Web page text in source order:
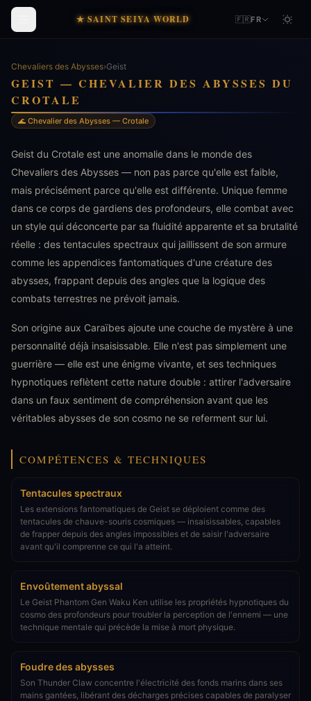
★ SAINT SEIYA WORLD 🇫🇷FR
Chevaliers des Abysses›Geist
GEIST — CHEVALIER DES ABYSSES DU
CROTALE
🌊 Chevalier des Abysses — Crotale
Geist du Crotale est une anomalie dans le monde des
Chevaliers des Abysses — non pas parce qu'elle est faible,
mais précisément parce qu'elle est différente. Unique femme
dans ce corps de gardiens des profondeurs, elle combat avec
un style qui déconcerte par sa fluidité apparente et sa brutalité
réelle : des tentacules spectraux qui jaillissent de son armure
comme les appendices fantomatiques d'une créature des
abysses, frappant depuis des angles que la logique des
combats terrestres ne prévoit jamais.
Son origine aux Caraïbes ajoute une couche de mystère à une
personnalité déjà insaisissable. Elle n'est pas simplement une
guerrière — elle est une énigme vivante, et ses techniques
hypnotiques reflètent cette nature double : attirer l'adversaire
dans un faux sentiment de compréhension avant que les
véritables abysses de son cosmo ne se referment sur lui.
COMPÉTENCES & TECHNIQUES
Tentacules spectraux
Les extensions fantomatiques de Geist se déploient comme des
tentacules de chauve-souris cosmiques — insaisissables, capables
de frapper depuis des angles impossibles et de saisir l'adversaire
avant qu'il comprenne ce qui l'a atteint.
Envoûtement abyssal
Le Geist Phantom Gen Waku Ken utilise les propriétés hypnotiques du
cosmo des profondeurs pour troubler la perception de l'ennemi — une
technique mentale qui précède la mise à mort physique.
Foudre des abysses
Son Thunder Claw concentre l'électricité des fonds marins dans ses
mains gantées, libérant des décharges précises capables de paralyser